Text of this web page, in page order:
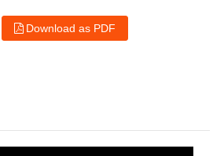
Download as PDF